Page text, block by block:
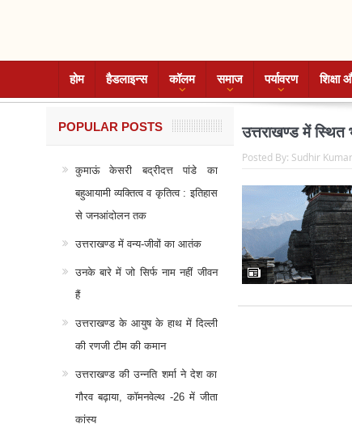
होम हैडलाइन्स कॉलम समाज पर्यावरण शिक्षा
उत्तराखण्ड में
Posted By: Sudhir Kumar
POPULAR POSTS
कुमाऊं केसरी बद्रीदत्त पांडे का
बहुआयामी व्यक्तित्व व कृतित्व : इतिहास
से जनआंदोलन तक
उत्तराखण्ड में वन्य-जीवों का आतंक
उनके बारे में जो सिर्फ नाम नहीं जीवन
हैं
उत्तराखण्ड के आयुष के हाथ में दिल्ली
की रणजी टीम की कमान
उत्तराखण्ड की उन्नति शर्मा ने देश का
गौरव बढ़ाया, कॉमनवेल्थ -26 में जीता
कांस्य